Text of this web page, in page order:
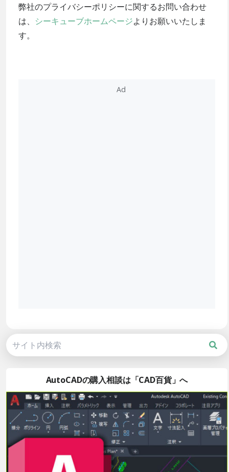
弊社のプライバシーポリシーに関するお問い合わせ
は、 シーキューブホームページよりお願いいたしま
す。
AutoCADの購入相談は「CAD百貨」へ